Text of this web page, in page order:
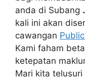
anda di Subang
kali ini akan
cawangan
Kami faham
ketepatan
Mari kita